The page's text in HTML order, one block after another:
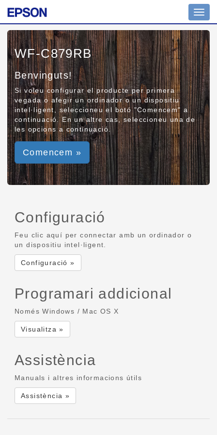
WF-C879RB
Benvinguts!
Si voleu configurar el producte per primera
vegada o afegir un ordinador o un dispositiu
intel·ligent, seleccioneu el botó "Comencem" a
continuació. En un altre cas, seleccioneu una de
les opcions a continuació.
Comencem »
Configuració
Feu clic aquí per connectar amb un ordinador o
un dispositiu intel·ligent.
Configuració »
Programari addicional
Només Windows / Mac OS X
Visualitza »
Assistència
Manuals i altres informacions útils
Assistència »